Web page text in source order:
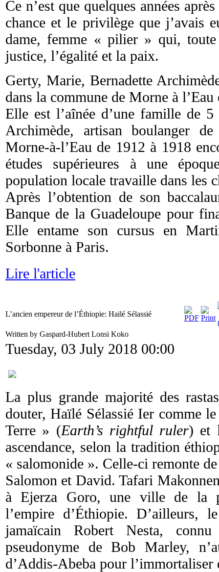
Ce n’est que quelques années
chance et le privilège que j’avais
dame, femme « pilier » qui,
justice, l’égalité et la paix.
Gerty, Marie, Bernadette
dans la commune de Morne à l’Eau
Elle est l’aînée d’une famille de
Archimède, artisan boulanger
Morne-à-l’Eau de 1912 à 1918
études supérieures à une
population locale travaille dans les
Après l’obtention de son
Banque de la Guadeloupe pour
Elle entame son cursus en
Sorbonne à Paris.
Lire l'article
L’ancien empereur de l’Éthiopie: Hailé Sélassié
Written by Gaspard-Hubert Lonsi Koko
Tuesday, 03 July 2018 00:00
La plus grande majorité des
douter, Haïlé Sélassié Ier comme
Terre » (Earth’s rightful ruler) et
ascendance, selon la tradition
« salomonide ». Celle-ci remonte
Salomon et David. Tafari
à Ejerza Goro, une ville de la
l’empire d’Éthiopie. D’ailleurs,
jamaïcain Robert Nesta,
pseudonyme de Bob Marley,
d’Addis-Abeba pour